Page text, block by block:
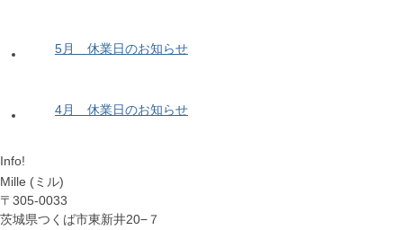
5月 休業日のお知らせ
4月 休業日のお知らせ
Info!
Mille (ミル)
〒305-0033
茨城県つくば市東新井20−７